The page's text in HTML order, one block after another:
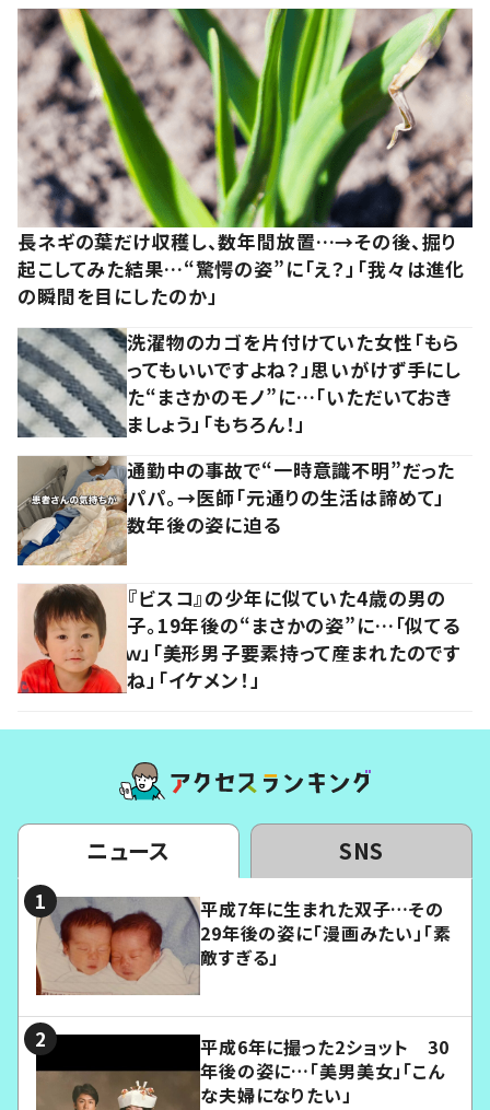
長ネギの葉だけ収穫し、数年間放置…→その後、掘り
起こしてみた結果…“驚愕の姿”に「え？」「我々は進化
の瞬間を目にしたのか」
洗濯物のカゴを片付けていた女性「もら
ってもいいですよね？」思いがけず手にし
た“まさかのモノ”に…「いただいておき
ましょう」「もちろん！」
通勤中の事故で“一時意識不明”だった
パパ。→医師「元通りの生活は諦めて」
数年後の姿に迫る
『ビスコ』の少年に似ていた4歳の男の
子。19年後の“まさかの姿”に…「似てる
ｗ」「美形男子要素持って産まれたのです
ね」「イケメン！」
ニュース SNS
平成7年に生まれた双子…その
29年後の姿に「漫画みたい」「素
敵すぎる」
平成6年に撮った2ショット 30
年後の姿に…「美男美女」「こん
な夫婦になりたい」